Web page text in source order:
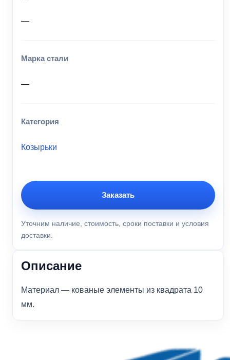
—
Марка стали
—
Категория
Козырьки
Заказать
Уточним наличие, стоимость, сроки поставки и условия
доставки.
Описание
Материал — кованые элементы из квадрата 10
мм.